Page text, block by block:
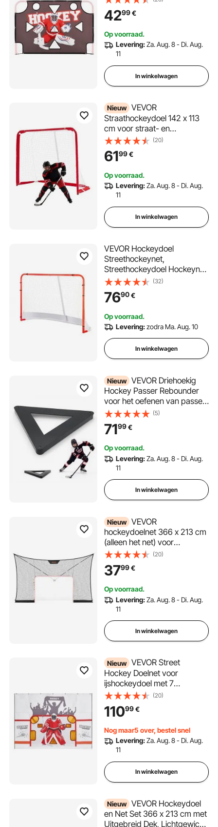
voor schietoefeningen,
trainingshulpmiddel voor
hockeydoelnet voor
straathockey en ijshockey.
4299€
Op voorraad.
Levering:Za. Aug. 8 - Di. Aug.
11
In winkelwagen
Nieuw VEVOR
Straathockeydoel 142 x 113
cm voor straat- en
rolhockeytraining, hockeynet
met metalen frame,
veldhockeydoel voor binnen-
inline hockeydoel voor tuin en
garage
(20)
6199€
Op voorraad.
Levering:Za. Aug. 8 - Di. Aug.
11
In winkelwagen
VEVOR Hockeydoel
Streethockeynet,
Streethockeydoel Hockeynet,
183 x 64 x 122 cm
Hockeytrainingsdoelenset,
Officieel professioneel
van stalen buizen met net,
wit/rood, training
(32)
7690€
Op voorraad.
Levering:zodra Ma. Aug. 10
In winkelwagen
Nieuw VEVOR Driehoekig
Hockey Passer Rebounder
voor het oefenen van passen
en stickhandling, Multi-Angle
Hockey Passing Aid,
Draagbaar
het ijs en daarbuiten,
Puckcontrole en
Schiettechniek
(5)
7199€
Op voorraad.
Levering:Za. Aug. 8 - Di. Aug.
11
In winkelwagen
Nieuw VEVOR
hockeydoelnet 366 x 213 cm
(alleen het net) voor
hockeytraining, robuust
vervangingsnet met
uitgebreid oppervlak,
hockeydoelnet voor jeugd en
volwassenen.
(20)
3799€
Op voorraad.
Levering:Za. Aug. 8 - Di. Aug.
11
In winkelwagen
Nieuw VEVOR Street
Hockey Doelnet voor
ijshockeydoel met 7
openingen, scheurvast net
voor schietoefeningen,
trainingshulpmiddel voor
hockeydoelnet voor
straathockey en ijshockey.
(20)
11099€
Nog maar5 over, bestel snel
Levering:Za. Aug. 8 - Di. Aug.
11
In winkelwagen
Nieuw VEVOR Hockeydoel
en Net Set 366 x 213 cm met
Uitgebreid Dek, Lichtgewicht